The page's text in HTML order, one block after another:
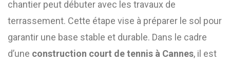
chantier peut débuter avec les travaux de
terrassement. Cette étape vise à préparer le sol pour
garantir une base stable et durable. Dans le cadre
d’une construction court de tennis à Cannes, il est